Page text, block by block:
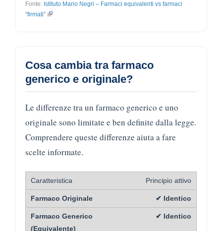
Fonte: Istituto Mario Negri – Farmaci equivalenti vs farmaci
“firmati”
Cosa cambia tra farmaco
generico e originale?
Le differenze tra un farmaco generico e uno
originale sono limitate e ben definite dalla legge.
Comprendere queste differenze aiuta a fare
scelte informate.
Principio attivo
✔ Identico
✔ Identico